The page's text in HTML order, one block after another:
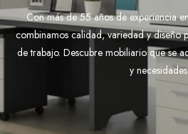
Con más de 55 años de experiencia
combinamos calidad, variedad y diseño
de trabajo. Descubre mobiliario que se
y